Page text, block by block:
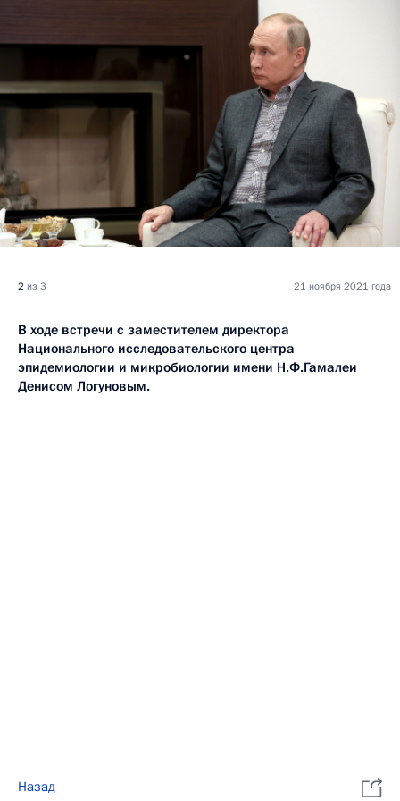
2 из 3
В ходе встречи с заместителем директора
Национального исследовательского центра
эпидемиологии и микробиологии имени Н.Ф.Гамалеи
Денисом Логуновым.
21 ноября 2021 года
Назад